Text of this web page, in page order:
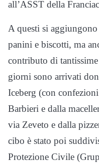
all’ASST della
A questi si
panini e biscotti, ma
contributo di
giorni sono arrivati
Iceberg (con
Barbieri e dalla
via Zeveto e dalla
cibo è stato poi
Protezione Civile